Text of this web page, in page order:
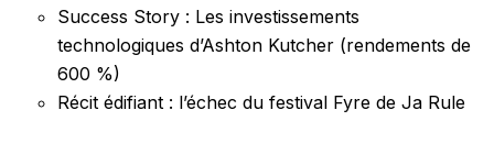
Success Story : Les investissements
technologiques d’Ashton Kutcher (rendements de
600 %)
Récit édifiant : l’échec du festival Fyre de Ja Rule